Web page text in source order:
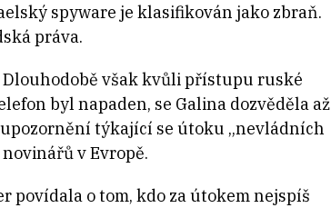
spyware je klasifikován jako zbraň.
práva.
Dlouhodobě však kvůli přístupu ruské
byl napaden, se Galina dozvěděla až
týkající se útoku „nevládních
v Evropě.
povídala o tom, kdo za útokem nejspíš